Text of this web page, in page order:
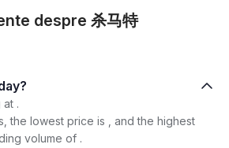
despre 杀马特
is today?
.
the lowest price is , and the highest
volume of .